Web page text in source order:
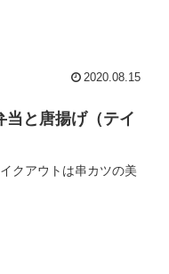
2020.08.15
と唐揚げ（テイ
クアウトは串カツの美